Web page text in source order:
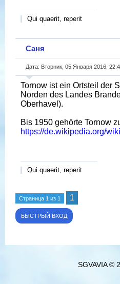
Qui quaerit, reperit
Саня
Дата: Вторник, 05 Января 2016,
Tornow ist ein Ortsteil der
Norden des Landes
Oberhavel).
Bis 1950 gehörte Tornow
https://de.wikipedia.org/
Qui quaerit, reperit
Страница 1 из 1 1
SGVAVIA ©